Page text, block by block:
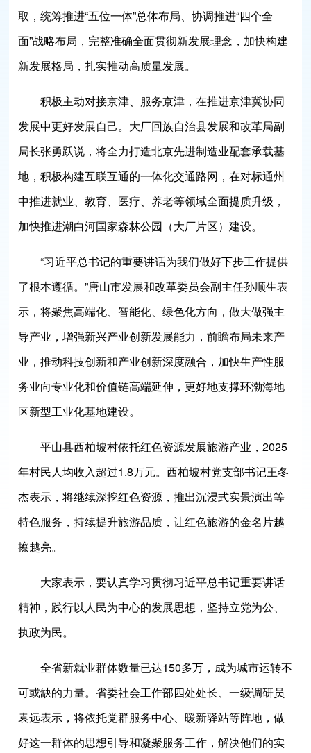
取，统筹推进“五位一体”总体布局、协调推进“四个全
面”战略布局，完整准确全面贯彻新发展理念，加快构建
新发展格局，扎实推动高质量发展。
积极主动对接京津、服务京津，在推进京津冀协同
发展中更好发展自己。大厂回族自治县发展和改革局副
局长张勇跃说，将全力打造北京先进制造业配套承载基
地，积极构建互联互通的一体化交通路网，在对标通州
中推进就业、教育、医疗、养老等领域全面提质升级，
加快推进潮白河国家森林公园（大厂片区）建设。
“习近平总书记的重要讲话为我们做好下步工作提供
了根本遵循。”唐山市发展和改革委员会副主任孙顺生表
示，将聚焦高端化、智能化、绿色化方向，做大做强主
导产业，增强新兴产业创新发展能力，前瞻布局未来产
业，推动科技创新和产业创新深度融合，加快生产性服
务业向专业化和价值链高端延伸，更好地支撑环渤海地
区新型工业化基地建设。
平山县西柏坡村依托红色资源发展旅游产业，2025
年村民人均收入超过1.8万元。西柏坡村党支部书记王冬
杰表示，将继续深挖红色资源，推出沉浸式实景演出等
特色服务，持续提升旅游品质，让红色旅游的金名片越
擦越亮。
大家表示，要认真学习贯彻习近平总书记重要讲话
精神，践行以人民为中心的发展思想，坚持立党为公、
执政为民。
全省新就业群体数量已达150多万，成为城市运转不
可或缺的力量。省委社会工作部四处处长、一级调研员
袁远表示，将依托党群服务中心、暖新驿站等阵地，做
好这一群体的思想引导和凝聚服务工作，解决他们的实